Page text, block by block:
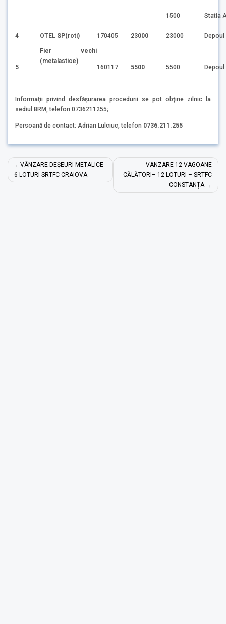
1500 Statia
4 OTEL SP(roti) 170405 23000 23000
5
Fier vechi
(metalastice)
160117
5500 5500
Informaţii privind desfăşurarea procedurii se pot obţine zilnic la
sediul BRM, telefon 0736211255;
Persoană de contact: Adrian Lulciuc, telefon 0736.211.255
Navigare
în
VÂNZARE DEȘEURI METALICE
6 LOTURI SRTFC CRAIOVA
VANZARE 12 VAGOANE
CĂLĂTORI– 12 LOTURI – SRTFC
CONSTANȚA